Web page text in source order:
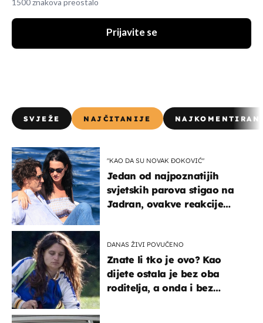
1500 znakova preostalo
Prijavite se
SVJEŽE NAJČITANIJE
"KAO DA SU NOVAK ĐOKOVIĆ"
Jedan od najpoznatijih
svjetskih parova stigao na
Jadran, ovakve reakcije
DANAS ŽIVI POVUČENO
Znate li tko je ovo? Kao
dijete ostala je bez oba
roditelja, a onda i bez